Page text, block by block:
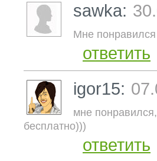
sawka:
Мне
ответить
igor15:
мне
бесплатно)))
ответить